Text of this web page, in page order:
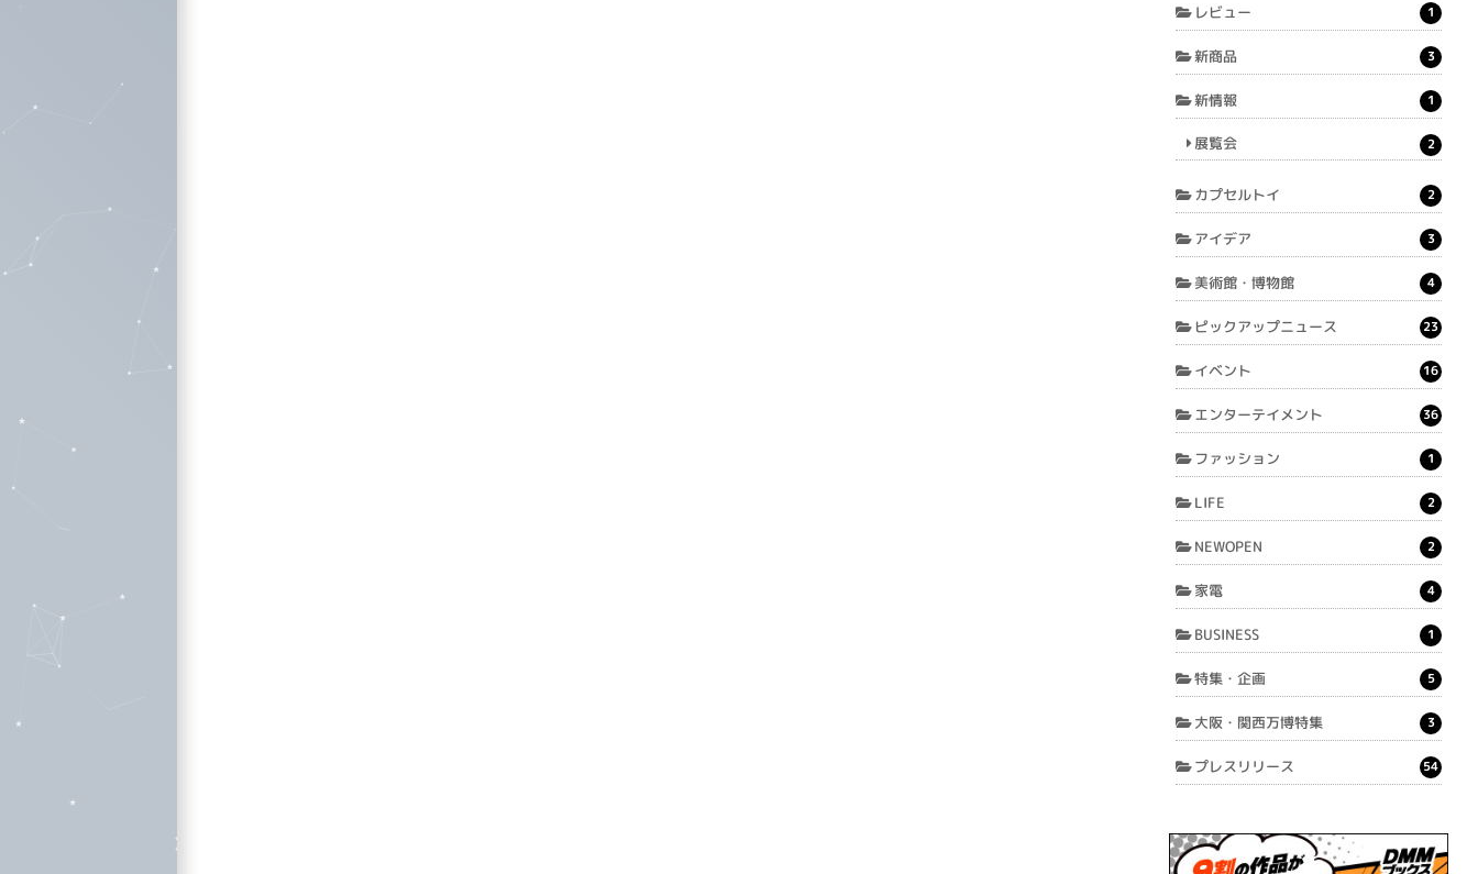
レビュー 1
新商品 3
新情報 1
展覧会 2
カプセルトイ 2
アイデア 3
美術館・博物館 4
ピックアップニュース 23
イベント 16
エンターテイメント 36
ファッション 1
LIFE 2
NEWOPEN 2
家電 4
BUSINESS 1
特集・企画 5
大阪・関西万博特集 3
プレスリリース 54